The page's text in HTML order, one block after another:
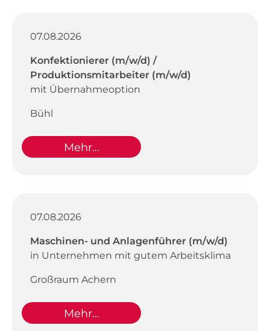
07.08.2026
Konfektionierer (m/w/d) /
Produktionsmitarbeiter (m/w/d)
mit Übernahmeoption
Bühl
Mehr...
07.08.2026
Maschinen- und Anlagenführer (m/w/d)
in Unternehmen mit gutem Arbeitsklima
Großraum Achern
Mehr...